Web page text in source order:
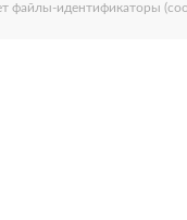
файлы-идентификаторы